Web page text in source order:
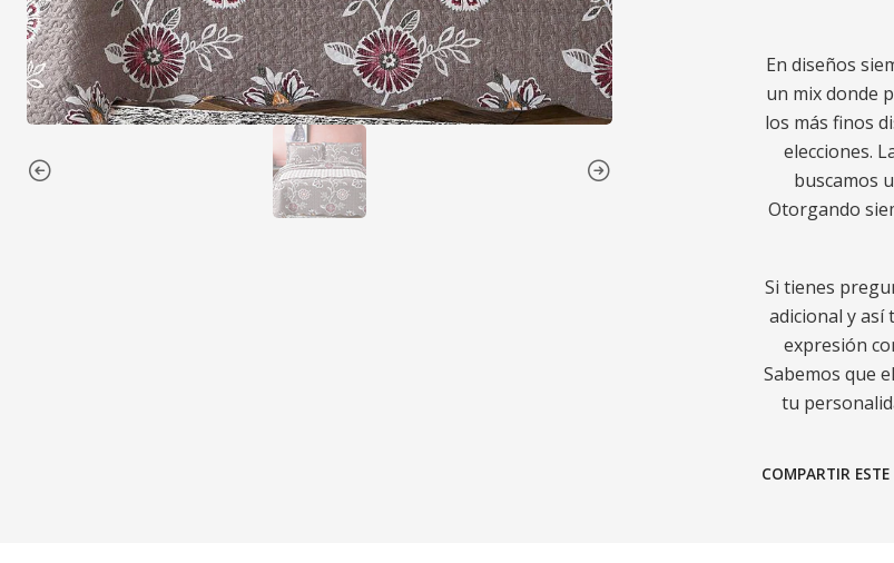
En diseños
un mix donde
los más finos
elecciones.
buscamos
Otorgando
Si tienes
adicional y así
expresión
Sabemos que
tu
COMPARTIR